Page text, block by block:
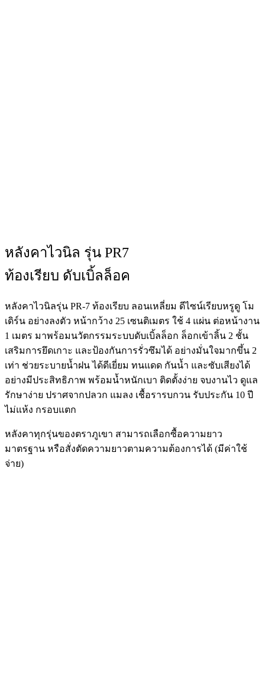
หลังคาไวนิล รุ่น PR7
ท้องเรียบ ดับเบิ้ลล็อค
หลังคาไวนิลรุ่น PR-7 ท้องเรียบ ลอนเหลี่ยม ดีไซน์เรียบหรูดู โม
เดิร์น อย่างลงตัว หน้ากว้าง 25 เซนติเมตร ใช้ 4 แผ่น ต่อหน้างาน
1 เมตร มาพร้อมนวัตกรรมระบบดับเบิ้ลล็อก ล็อกเข้าลิ้น 2 ชั้น
เสริมการยึดเกาะ และป้องกันการรั่วซึมได้ อย่างมั่นใจมากขึ้น 2
เท่า ช่วยระบายน้ำฝน ได้ดีเยี่ยม ทนแดด กันน้ำ และซับเสียงได้
อย่างมีประสิทธิภาพ พร้อมน้ำหนักเบา ติดตั้งง่าย จบงานไว ดูแล
รักษาง่าย ปราศจากปลวก แมลง เชื้อรารบกวน รับประกัน 10 ปี
ไม่แห้ง กรอบแตก
หลังคาทุกรุ่นของตราภูเขา สามารถเลือกซื้อความยาว
มาตรฐาน หรือสั่งตัดความยาวตามความต้องการได้ (มีค่าใช้
จ่าย)